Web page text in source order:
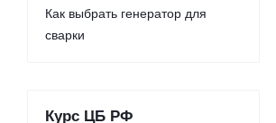
Как выбрать генератор для
сварки
Курс ЦБ РФ